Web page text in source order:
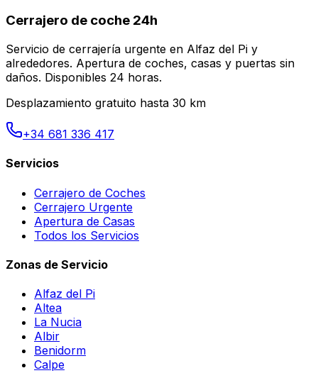
Cerrajero de coche 24h
Servicio de cerrajería urgente en Alfaz del Pi y
alrededores. Apertura de coches, casas y puertas sin
daños. Disponibles 24 horas.
Desplazamiento gratuito hasta 30 km
+34 681 336 417
Servicios
Cerrajero de Coches
Cerrajero Urgente
Apertura de Casas
Todos los Servicios
Zonas de Servicio
Alfaz del Pi
Altea
La Nucia
Albir
Benidorm
Calpe